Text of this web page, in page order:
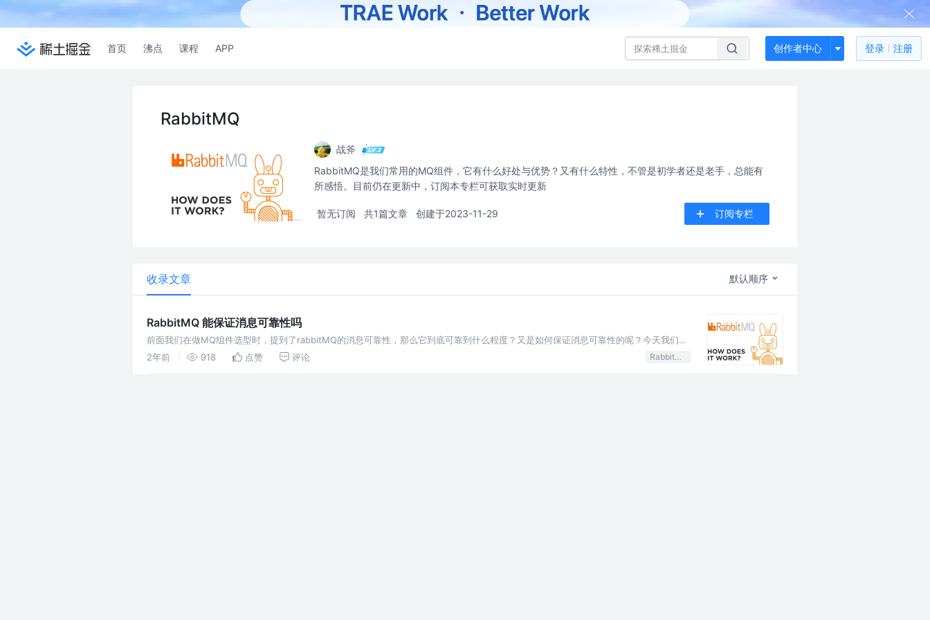
首页 沸点 课程 APP 创作者中心 登录 注册
RabbitMQ
战斧
RabbitMQ是我们常用的MQ组件，它有什么好处与优势？又有什么特性，不管是初学者还是老手，总能有
所感悟。目前仍在更新中，订阅本专栏可获取实时更新
暂无订阅 共1篇文章 创建于2023-11-29 订阅专栏
收录文章 默认顺序
RabbitMQ 能保证消息可靠性吗
前面我们在做MQ组件选型时，提到了rabbitMQ的消息可靠性，那么它到底可靠到什么程度？又是如何保证消息可靠性的呢？今天我们就
一起来看一下
2年前 918 点赞 评论 RabbitMQ